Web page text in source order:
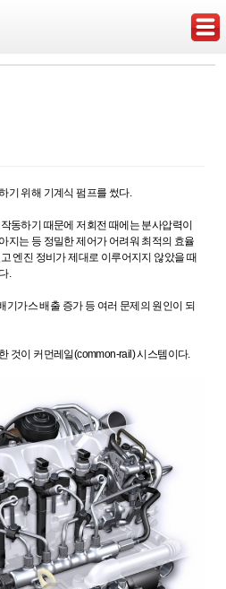
기 위해 기계식 펌프를 썼다.
동하기 때문에 저회전 때에는 분사압력이
지는 등 정밀한 제어가 어려워 최적의 효율
엔진 정비가 제대로 이루어지지 않았을 때
.
기가스 배출 증가 등 여러 문제의 원인이 되
것이 커먼레일(common-rail) 시스템이다.
케치북5
케치북5